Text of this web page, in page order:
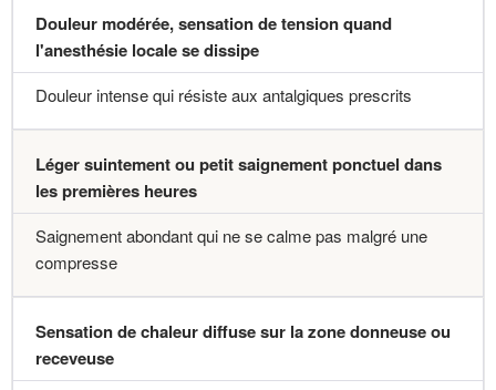
Douleur modérée, sensation de tension quand
l'anesthésie locale se dissipe
Douleur intense qui résiste aux antalgiques prescrits
Léger suintement ou petit saignement ponctuel dans
les premières heures
Saignement abondant qui ne se calme pas malgré une
compresse
Sensation de chaleur diffuse sur la zone donneuse ou
receveuse